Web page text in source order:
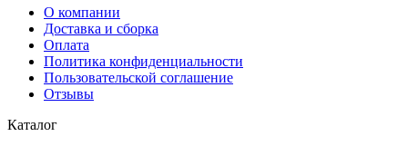
О компании
Доставка и сборка
Оплата
Политика конфиденциальности
Пользовательской соглашение
Отзывы
Каталог